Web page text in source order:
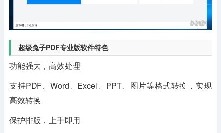
超级兔子PDF专业版软件特色
功能强大，高效处理
支持PDF、Word、Excel、PPT、图片等格式转换，实现
高效转换
保护排版，上手即用